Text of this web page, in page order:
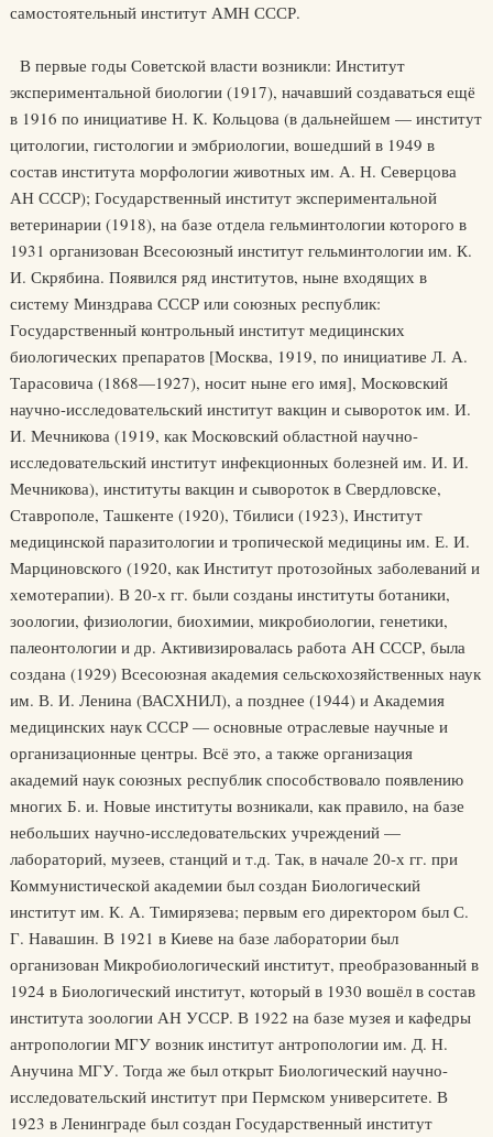
самостоятельный институт АМН СССР.
В первые годы Советской власти возникли: Институт
экспериментальной биологии (1917), начавший создаваться ещё
в 1916 по инициативе Н. К. Кольцова (в дальнейшем — институт
цитологии, гистологии и эмбриологии, вошедший в 1949 в
состав института морфологии животных им. А. Н. Северцова
АН СССР); Государственный институт экспериментальной
ветеринарии (1918), на базе отдела гельминтологии которого в
1931 организован Всесоюзный институт гельминтологии им. К.
И. Скрябина. Появился ряд институтов, ныне входящих в
систему Минздрава СССР или союзных республик:
Государственный контрольный институт медицинских
биологических препаратов [Москва, 1919, по инициативе Л. А.
Тарасовича (1868—1927), носит ныне его имя], Московский
научно-исследовательский институт вакцин и сывороток им. И.
И. Мечникова (1919, как Московский областной научно-
исследовательский институт инфекционных болезней им. И. И.
Мечникова), институты вакцин и сывороток в Свердловске,
Ставрополе, Ташкенте (1920), Тбилиси (1923), Институт
медицинской паразитологии и тропической медицины им. Е. И.
Марциновского (1920, как Институт протозойных заболеваний и
хемотерапии). В 20-х гг. были созданы институты ботаники,
зоологии, физиологии, биохимии, микробиологии, генетики,
палеонтологии и др. Активизировалась работа АН СССР, была
создана (1929) Всесоюзная академия сельскохозяйственных наук
им. В. И. Ленина (ВАСХНИЛ), а позднее (1944) и Академия
медицинских наук СССР — основные отраслевые научные и
организационные центры. Всё это, а также организация
академий наук союзных республик способствовало появлению
многих Б. и. Новые институты возникали, как правило, на базе
небольших научно-исследовательских учреждений —
лабораторий, музеев, станций и т.д. Так, в начале 20-х гг. при
Коммунистической академии был создан Биологический
институт им. К. А. Тимирязева; первым его директором был С.
Г. Навашин. В 1921 в Киеве на базе лаборатории был
организован Микробиологический институт, преобразованный в
1924 в Биологический институт, который в 1930 вошёл в состав
института зоологии АН УССР. В 1922 на базе музея и кафедры
антропологии МГУ возник институт антропологии им. Д. Н.
Анучина МГУ. Тогда же был открыт Биологический научно-
исследовательский институт при Пермском университете. В
1923 в Ленинграде был создан Государственный институт